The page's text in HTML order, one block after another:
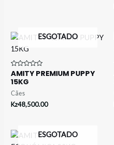
ESGOTADO
Avaliação
0
de
5
AMITY PREMIUM PUPPY
15KG
Cães
Kz48,500.00
ESGOTADO